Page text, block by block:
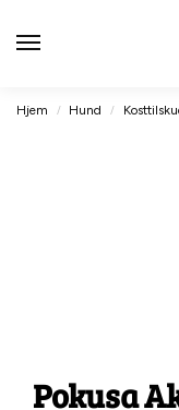
Hjem / Hund /
Pokusa